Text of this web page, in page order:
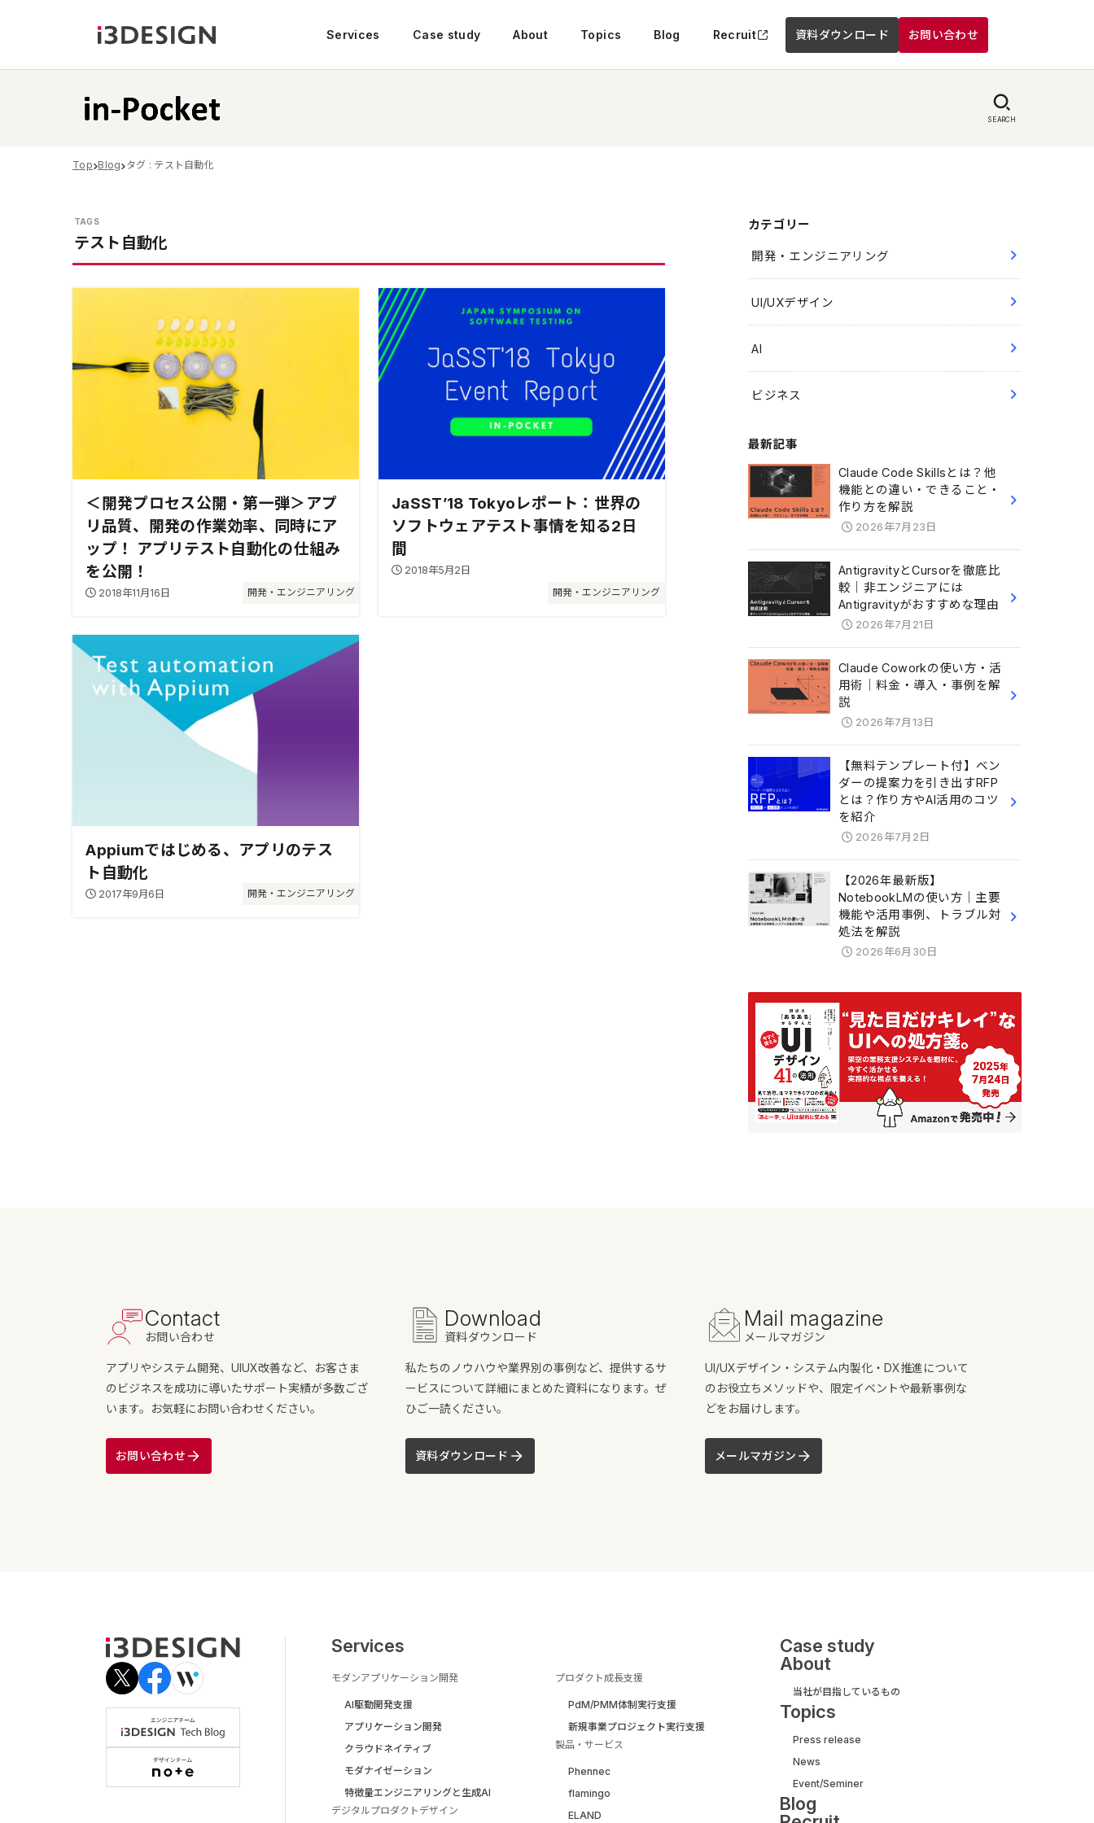
Services Case study About Topics Blog Recruit 資料ダウンロード お問い合わせ
SEARCH
Top Blog タグ : テスト自動化
テスト自動化
開発・エンジニアリング
＜開発プロセス公開・第一弾＞アプ
リ品質、開発の作業効率、同時にア
ップ！ アプリテスト自動化の仕組み
を公開！
2018年11月16日 開発・エンジニアリング
JaSST’18 Tokyoレポート：世界の
ソフトウェアテスト事情を知る2日
間
2018年5月2日
開発・エンジニアリング
Appiumではじめる、アプリのテス
ト自動化
2017年9月6日
カテゴリー
開発・エンジニアリング
UI/UXデザイン
AI
ビジネス
最新記事
Claude Code Skillsとは？他
機能との違い・できること・
作り方を解説
2026年7月23日
AntigravityとCursorを徹底比
較｜非エンジニアには
Antigravityがおすすめな理由
2026年7月21日
Claude Coworkの使い方・活
用術｜料金・導入・事例を解
説
2026年7月13日
【無料テンプレート付】ベン
ダーの提案力を引き出すRFP
とは？作り方やAI活用のコツ
を紹介
2026年7月2日
【2026年最新版】
NotebookLMの使い方｜主要
機能や活用事例、トラブル対
処法を解説
2026年6月30日
Contact
お問い合わせ
アプリやシステム開発、UIUX改善など、お客さま
のビジネスを成功に導いたサポート実績が多数ござ
います。お気軽にお問い合わせください。
お問い合わせ
Download
資料ダウンロード
私たちのノウハウや業界別の事例など、提供するサ
ービスについて詳細にまとめた資料になります。ぜ
ひご一読ください。
資料ダウンロード
Mail magazine
メールマガジン
UI/UXデザイン・システム内製化・DX推進について
のお役立ちメソッドや、限定イベントや最新事例な
どをお届けします。
メールマガジン
Services
モダンアプリケーション開発
AI駆動開発支援
アプリケーション開発
クラウドネイティブ
モダナイゼーション
特徴量エンジニアリングと生成AI
デジタルプロダクトデザイン
プロダクト成長支援
PdM/PMM体制実行支援
新規事業プロジェクト実行支援
製品・サービス
Phennec
flamingo
ELAND
Case study
About
当社が目指しているもの
Topics
Press release
News
Event/Seminer
Blog